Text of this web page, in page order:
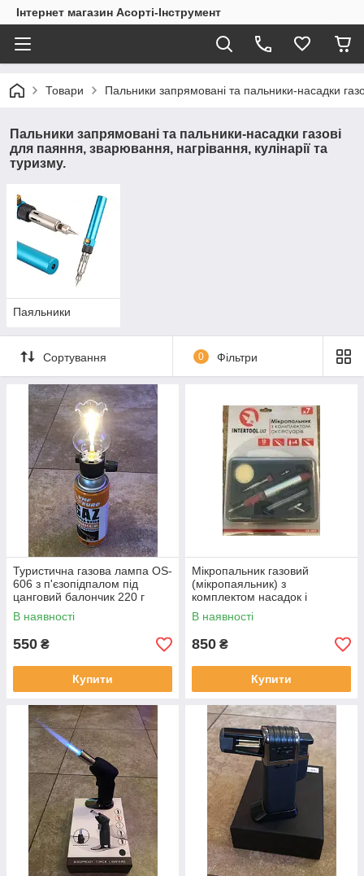
Інтернет магазин Асорті-Інструмент
Товари Пальники запрямовані та пальники-насадки
Пальники запрямовані та пальники-насадки газові
для паяння, зварювання, нагрівання, кулінарії та
туризму.
Паяльники
Сортування 0 Фільтри
Туристична газова лампа OS-
606 з п'єзопідпалом під
цанговий балончик 220 г
В наявності
550 ₴
Купити
Мікропальник газовий
(мікропаяльник) з
комплектом насадок і
аксесуарів INTERNOOL
В наявності
850 ₴
Купити